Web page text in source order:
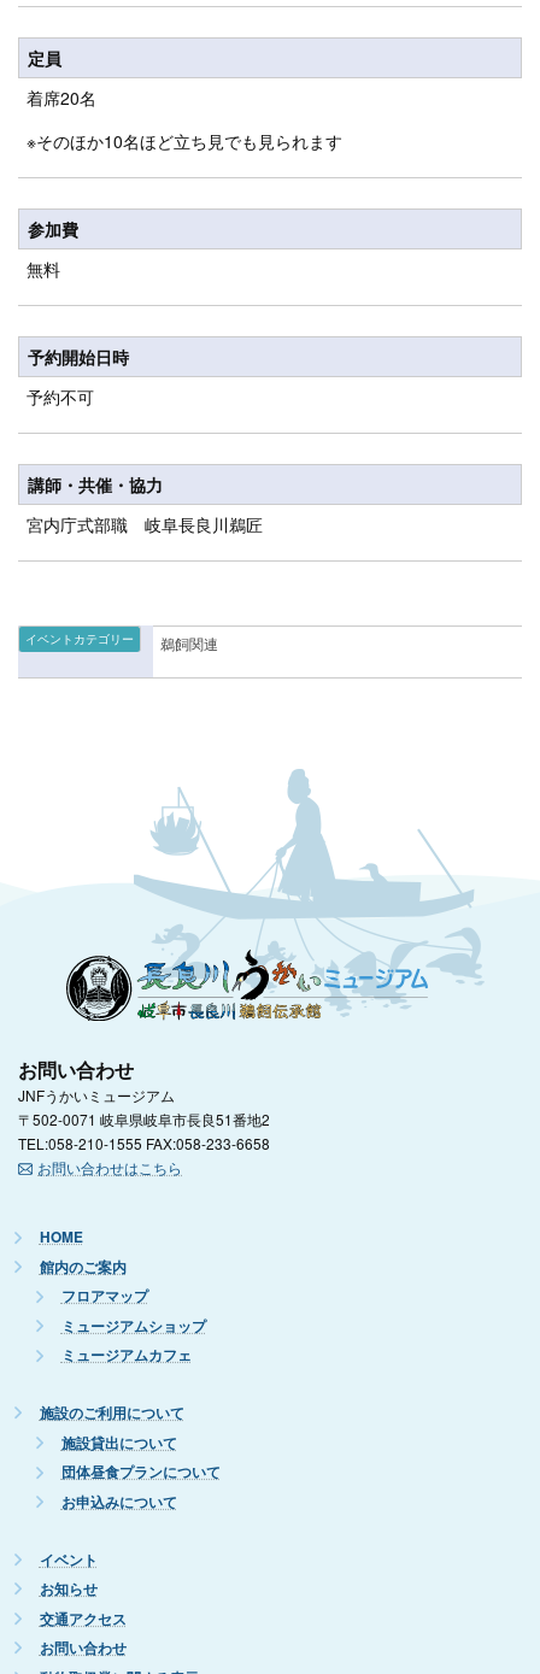
定員
着席20名
※そのほか10名ほど立ち見でも見られます
参加費
無料
予約開始日時
予約不可
講師・共催・協力
宮内庁式部職 岐阜長良川鵜匠
イベントカテゴリー 鵜飼関連
お問い合わせ
JNFうかいミュージアム
〒502-0071 岐阜県岐阜市長良51番地2
TEL:058-210-1555 FAX:058-233-6658
お問い合わせはこちら
HOME
館内のご案内
フロアマップ
ミュージアムショップ
ミュージアムカフェ
施設のご利用について
施設貸出について
団体昼食プランについて
お申込みについて
イベント
お知らせ
交通アクセス
お問い合わせ